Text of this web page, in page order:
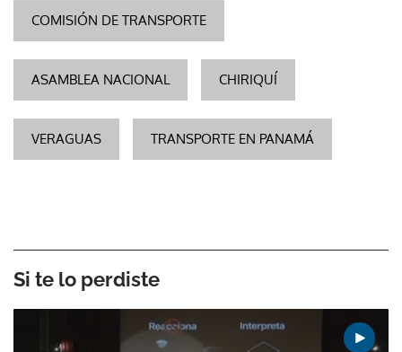
COMISIÓN DE TRANSPORTE
ASAMBLEA NACIONAL CHIRIQUÍ
VERAGUAS TRANSPORTE EN PANAMÁ
Si te lo perdiste